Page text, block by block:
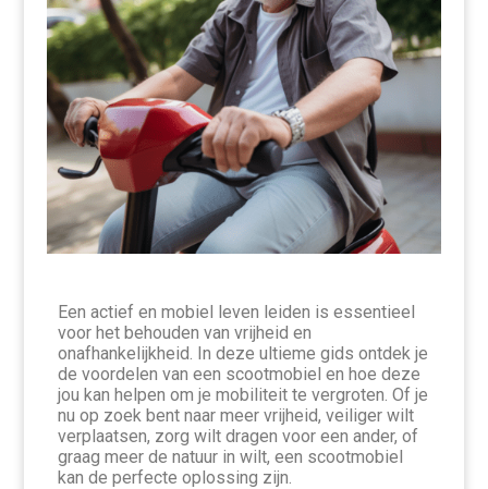
Een actief en mobiel leven leiden is essentieel
voor het behouden van vrijheid en
onafhankelijkheid. In deze ultieme gids ontdek je
de voordelen van een scootmobiel en hoe deze
jou kan helpen om je mobiliteit te vergroten. Of je
nu op zoek bent naar meer vrijheid, veiliger wilt
verplaatsen, zorg wilt dragen voor een ander, of
graag meer de natuur in wilt, een scootmobiel
kan de perfecte oplossing zijn.